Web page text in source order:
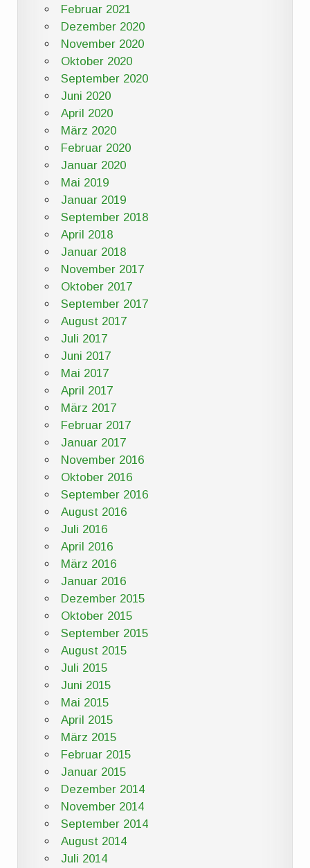
Februar 2021
Dezember 2020
November 2020
Oktober 2020
September 2020
Juni 2020
April 2020
März 2020
Februar 2020
Januar 2020
Mai 2019
Januar 2019
September 2018
April 2018
Januar 2018
November 2017
Oktober 2017
September 2017
August 2017
Juli 2017
Juni 2017
Mai 2017
April 2017
März 2017
Februar 2017
Januar 2017
November 2016
Oktober 2016
September 2016
August 2016
Juli 2016
April 2016
März 2016
Januar 2016
Dezember 2015
Oktober 2015
September 2015
August 2015
Juli 2015
Juni 2015
Mai 2015
April 2015
März 2015
Februar 2015
Januar 2015
Dezember 2014
November 2014
September 2014
August 2014
Juli 2014